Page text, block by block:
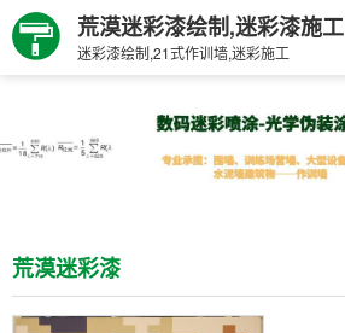
荒漠迷彩漆绘制,迷彩漆施工
迷彩漆绘制,21式作训墙,迷彩施工
荒漠迷彩漆